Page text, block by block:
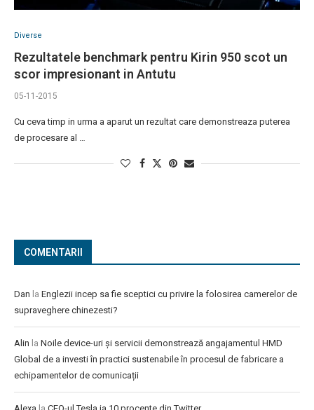
Diverse
Rezultatele benchmark pentru Kirin 950 scot un
scor impresionant in Antutu
05-11-2015
Cu ceva timp in urma a aparut un rezultat care demonstreaza puterea
de procesare al …
COMENTARII
Dan la Englezii incep sa fie sceptici cu privire la folosirea camerelor de
supraveghere chinezesti?
Alin la Noile device-uri și servicii demonstrează angajamentul HMD
Global de a investi în practici sustenabile în procesul de fabricare a
echipamentelor de comunicații